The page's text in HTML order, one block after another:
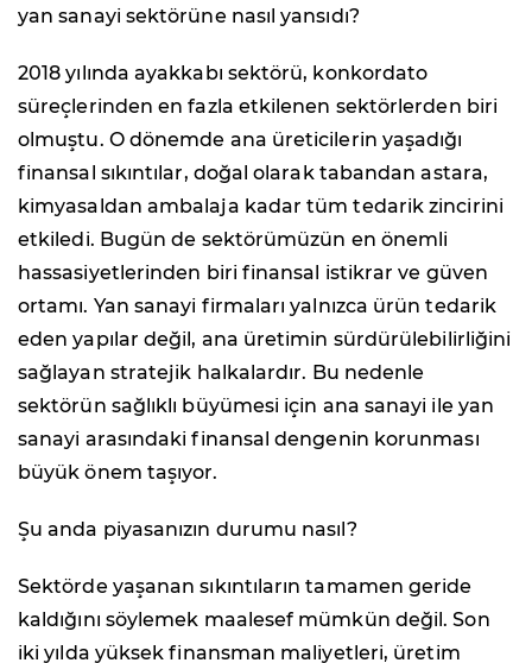
yan sanayi sektörüne nasıl yansıdı?
2018 yılında ayakkabı sektörü, konkordato
süreçlerinden en fazla etkilenen sektörlerden biri
olmuştu. O dönemde ana üreticilerin yaşadığı
finansal sıkıntılar, doğal olarak tabandan astara,
kimyasaldan ambalaja kadar tüm tedarik zincirini
etkiledi. Bugün de sektörümüzün en önemli
hassasiyetlerinden biri finansal istikrar ve güven
ortamı. Yan sanayi firmaları yalnızca ürün tedarik
eden yapılar değil, ana üretimin sürdürülebilirliğini
sağlayan stratejik halkalardır. Bu nedenle
sektörün sağlıklı büyümesi için ana sanayi ile yan
sanayi arasındaki finansal dengenin korunması
büyük önem taşıyor.
Şu anda piyasanızın durumu nasıl?
Sektörde yaşanan sıkıntıların tamamen geride
kaldığını söylemek maalesef mümkün değil. Son
iki yılda yüksek finansman maliyetleri, üretim